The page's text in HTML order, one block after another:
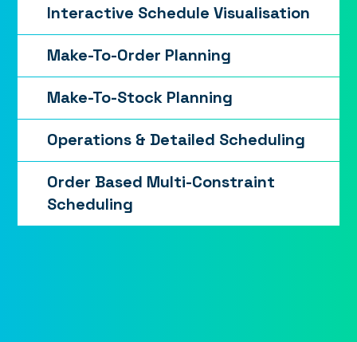
Interactive Schedule Visualisation
Make-To-Order Planning
Make-To-Stock Planning
Operations & Detailed Scheduling
Order Based Multi-Constraint
Scheduling